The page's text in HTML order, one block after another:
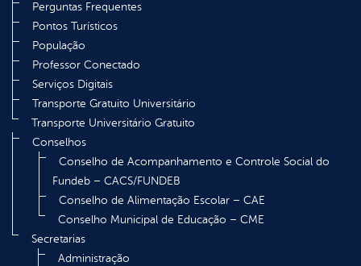
Perguntas Frequentes
Pontos Turísticos
População
Professor Conectado
Serviços Digitais
Transporte Gratuito Universitário
Transporte Universitário Gratuito
Conselhos
Conselho de Acompanhamento e Controle Social do
Fundeb – CACS/FUNDEB
Conselho de Alimentação Escolar – CAE
Conselho Municipal de Educação – CME
Secretarias
Administração